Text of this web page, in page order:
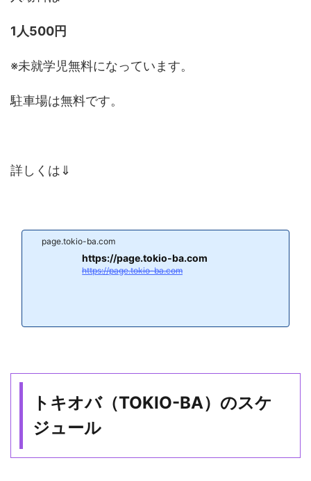
1人500円
※未就学児無料になっています。
駐車場は無料です。
詳しくは⇓
page.tokio-ba.com
https://page.tokio-ba.com
https://page.tokio-ba.com
トキオバ（TOKIO-BA）のスケ
ジュール